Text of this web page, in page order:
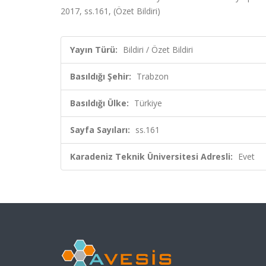
2017, ss.161, (Özet Bildiri)
Yayın Türü: Bildiri / Özet Bildiri
Basıldığı Şehir: Trabzon
Basıldığı Ülke: Türkiye
Sayfa Sayıları: ss.161
Karadeniz Teknik Üniversitesi Adresli: Evet